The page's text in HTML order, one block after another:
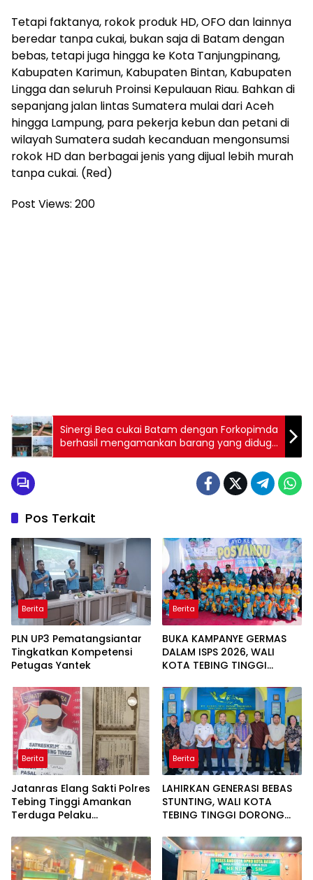
Tetapi faktanya, rokok produk HD, OFO dan lainnya
beredar tanpa cukai, bukan saja di Batam dengan
bebas, tetapi juga hingga ke Kota Tanjungpinang,
Kabupaten Karimun, Kabupaten Bintan, Kabupaten
Lingga dan seluruh Proinsi Kepulauan Riau. Bahkan di
sepanjang jalan lintas Sumatera mulai dari Aceh
hingga Lampung, para pekerja kebun dan petani di
wilayah Sumatera sudah kecanduan mengonsumsi
rokok HD dan berbagai jenis yang dijual lebih murah
tanpa cukai. (Red)
Post Views: 200
Sinergi Bea cukai Batam dengan Forkopimda
berhasil mengamankan barang yang diduga
ilegal di Pelabuhan Tanjung Sengkuang
Pos Terkait
Berita
PLN UP3 Pematangsiantar
Tingkatkan Kompetensi
Petugas Yantek
Berita
BUKA KAMPANYE GERMAS
DALAM ISPS 2026, WALI
KOTA TEBING TINGGI
STUNTING
Berita
Jatanras Elang Sakti Polres
Tebing Tinggi Amankan
Terduga Pelaku
Motor
Berita
LAHIRKAN GENERASI BEBAS
STUNTING, WALI KOTA
TEBING TINGGI DORONG